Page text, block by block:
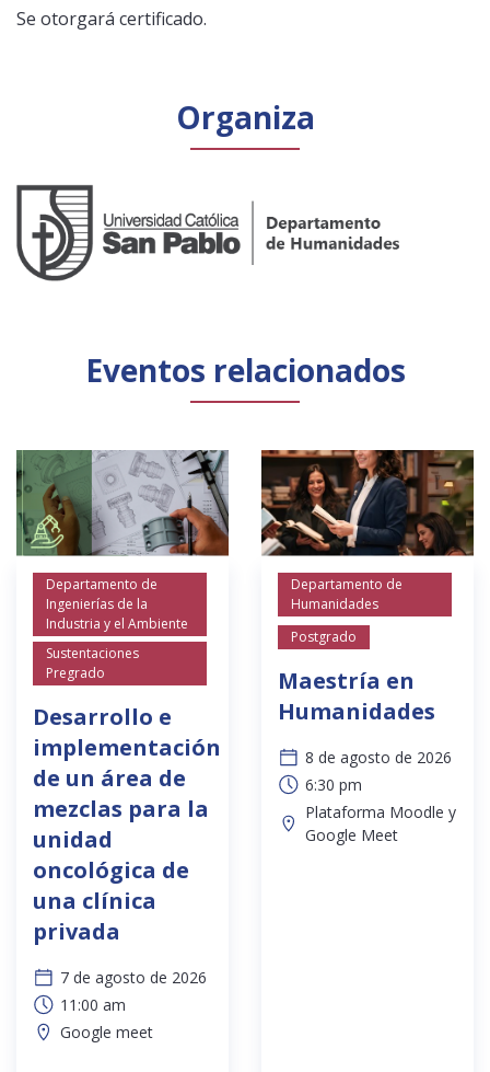
Se otorgará certificado.
Organiza
Eventos relacionados
Departamento de
Ingenierías de la
Industria y el Ambiente
Sustentaciones
Pregrado
Desarrollo e
implementación
de un área de
mezclas para la
unidad
oncológica de
una clínica
privada
7 de agosto de 2026
11:00 am
Google meet
Departamento de
Humanidades
Postgrado
Maestría en
Humanidades
8 de agosto de 2026
6:30 pm
Plataforma Moodle y
Google Meet